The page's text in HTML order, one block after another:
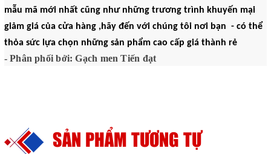
mẫu mã mới nhất cũng như những trương trình khuyến mại
giảm giá của cửa hàng ,hãy đến với chúng tôi nơi bạn - có thể
thỏa sức lựa chọn những sản phẩm cao cấp giá thành rẻ
- Phân phối bởi: Gạch men Tiến đạt
SẢN PHẨM TƯƠNG TỰ